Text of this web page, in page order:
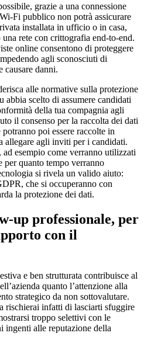
grazie a una connessione
Fi pubblico non potrà assicurare
installata in ufficio o in casa,
rete con crittografia end-to-end.
online consentono di proteggere
agli sconosciuti di
causare danni.
alle normative sulla protezione
abbia scelto di assumere candidati
della tua compagnia agli
il consenso per la raccolta dei dati
poi essere raccolte in
allegare agli inviti per i candidati.
esempio come verranno utilizzati
quanto tempo verranno
si rivela un valido aiuto:
che si occuperanno con
la protezione dei dati.
up professionale, per
con il
e ben strutturata contribuisce al
quanto l’attenzione alla
strategico da non sottovalutare.
rischierai infatti di lasciarti sfuggire
troppo selettivi con le
ingenti alle reputazione della